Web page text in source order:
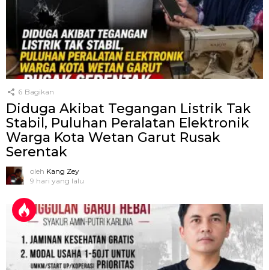
6 Bagikan
Diduga Akibat Tegangan Listrik Tak
Stabil, Puluhan Peralatan Elektronik
Warga Kota Wetan Garut Rusak
Serentak
oleh Kang Zey
9 hari yang lalu